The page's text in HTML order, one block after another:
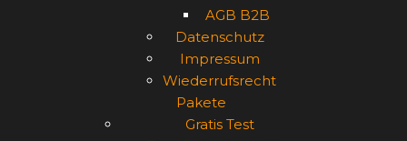
AGB B2B
Datenschutz
Impressum
Wiederrufsrecht
Pakete
Gratis Test